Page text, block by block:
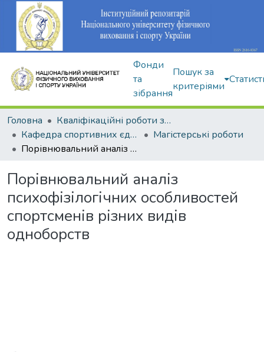
Фонди
та
зібрання
Пошук за
критеріями
Головна
Кваліфікаційні роботи здобувачів вищої освіти
Кафедра спортивних єдиноборств та силових видів спорту
Магістерські роботи
Порівнювальний аналіз психофізілогічних особливостей спортсменів різних видів одноборств
Порівнювальний аналіз
психофізілогічних особливостей
спортсменів різних видів
одноборств